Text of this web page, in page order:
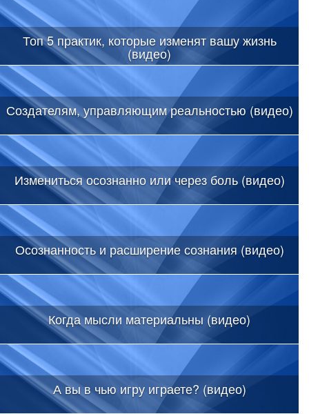
Топ 5 практик, которые изменят вашу жизнь
(видео)
Создателям, управляющим реальностью (видео)
Измениться осознанно или через боль (видео)
Осознанность и расширение сознания (видео)
Когда мысли материальны (видео)
А вы в чью игру играете? (видео)